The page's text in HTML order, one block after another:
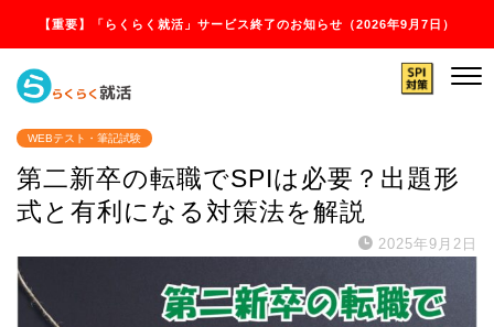
【重要】「らくらく就活」サービス終了のお知らせ（2026年9月7日）
WEBテスト・筆記試験
第二新卒の転職でSPIは必要？出題形
式と有利になる対策法を解説
2025年9月2日